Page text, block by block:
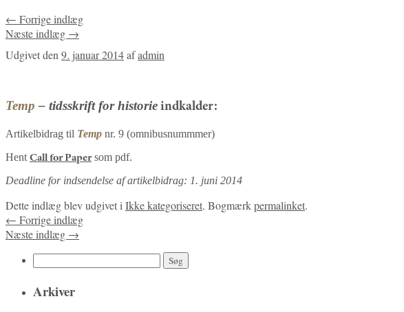
← Forrige indlæg
Næste indlæg →
Udgivet den9. januar 2014afadmin
Temp – tidsskrift for historie indkalder:
Artikelbidrag til Temp nr. 9 (omnibusnummmer)
Hent Call for Papersom pdf.
Deadline for indsendelse af artikelbidrag: 1. juni 2014
Dette indlæg blev udgivet iIkke kategoriseret. Bogmærkpermalinket.
← Forrige indlæg
Næste indlæg →
Søg
efter:
Arkiver